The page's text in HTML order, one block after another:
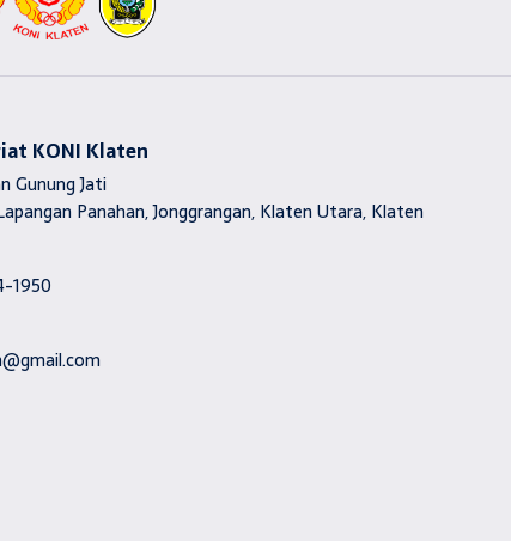
KONI Klaten
Gunung Jati
Panahan, Jonggrangan, Klaten Utara, Klaten
1950